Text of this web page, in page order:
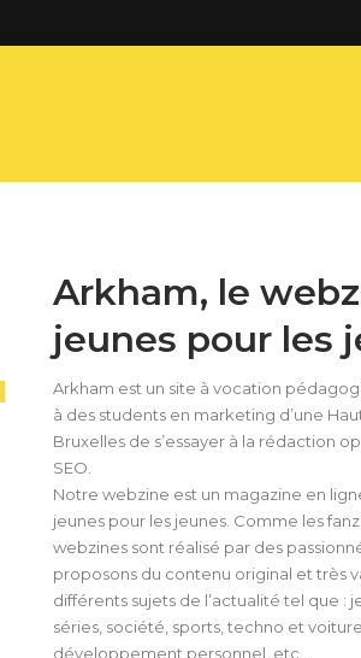
Arkham, le
jeunes pour les
Arkham est un site à vocation
à des students en marketing d’une
Bruxelles de s’essayer à la rédaction
SEO.
Notre webzine est un magazine en
jeunes pour les jeunes. Comme les
webzines sont réalisé par des
proposons du contenu original et très
différents sujets de l’actualité tel que :
séries, société, sports, techno et
développement personnel, etc…